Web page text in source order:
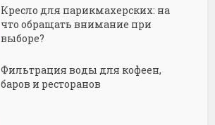
Кресло для парикмахерских: на
что обращать внимание при
выборе?
Фильтрация воды для кофеен,
баров и ресторанов